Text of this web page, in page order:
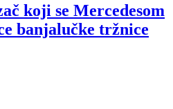
koji se Mercedesom
banjalučke tržnice